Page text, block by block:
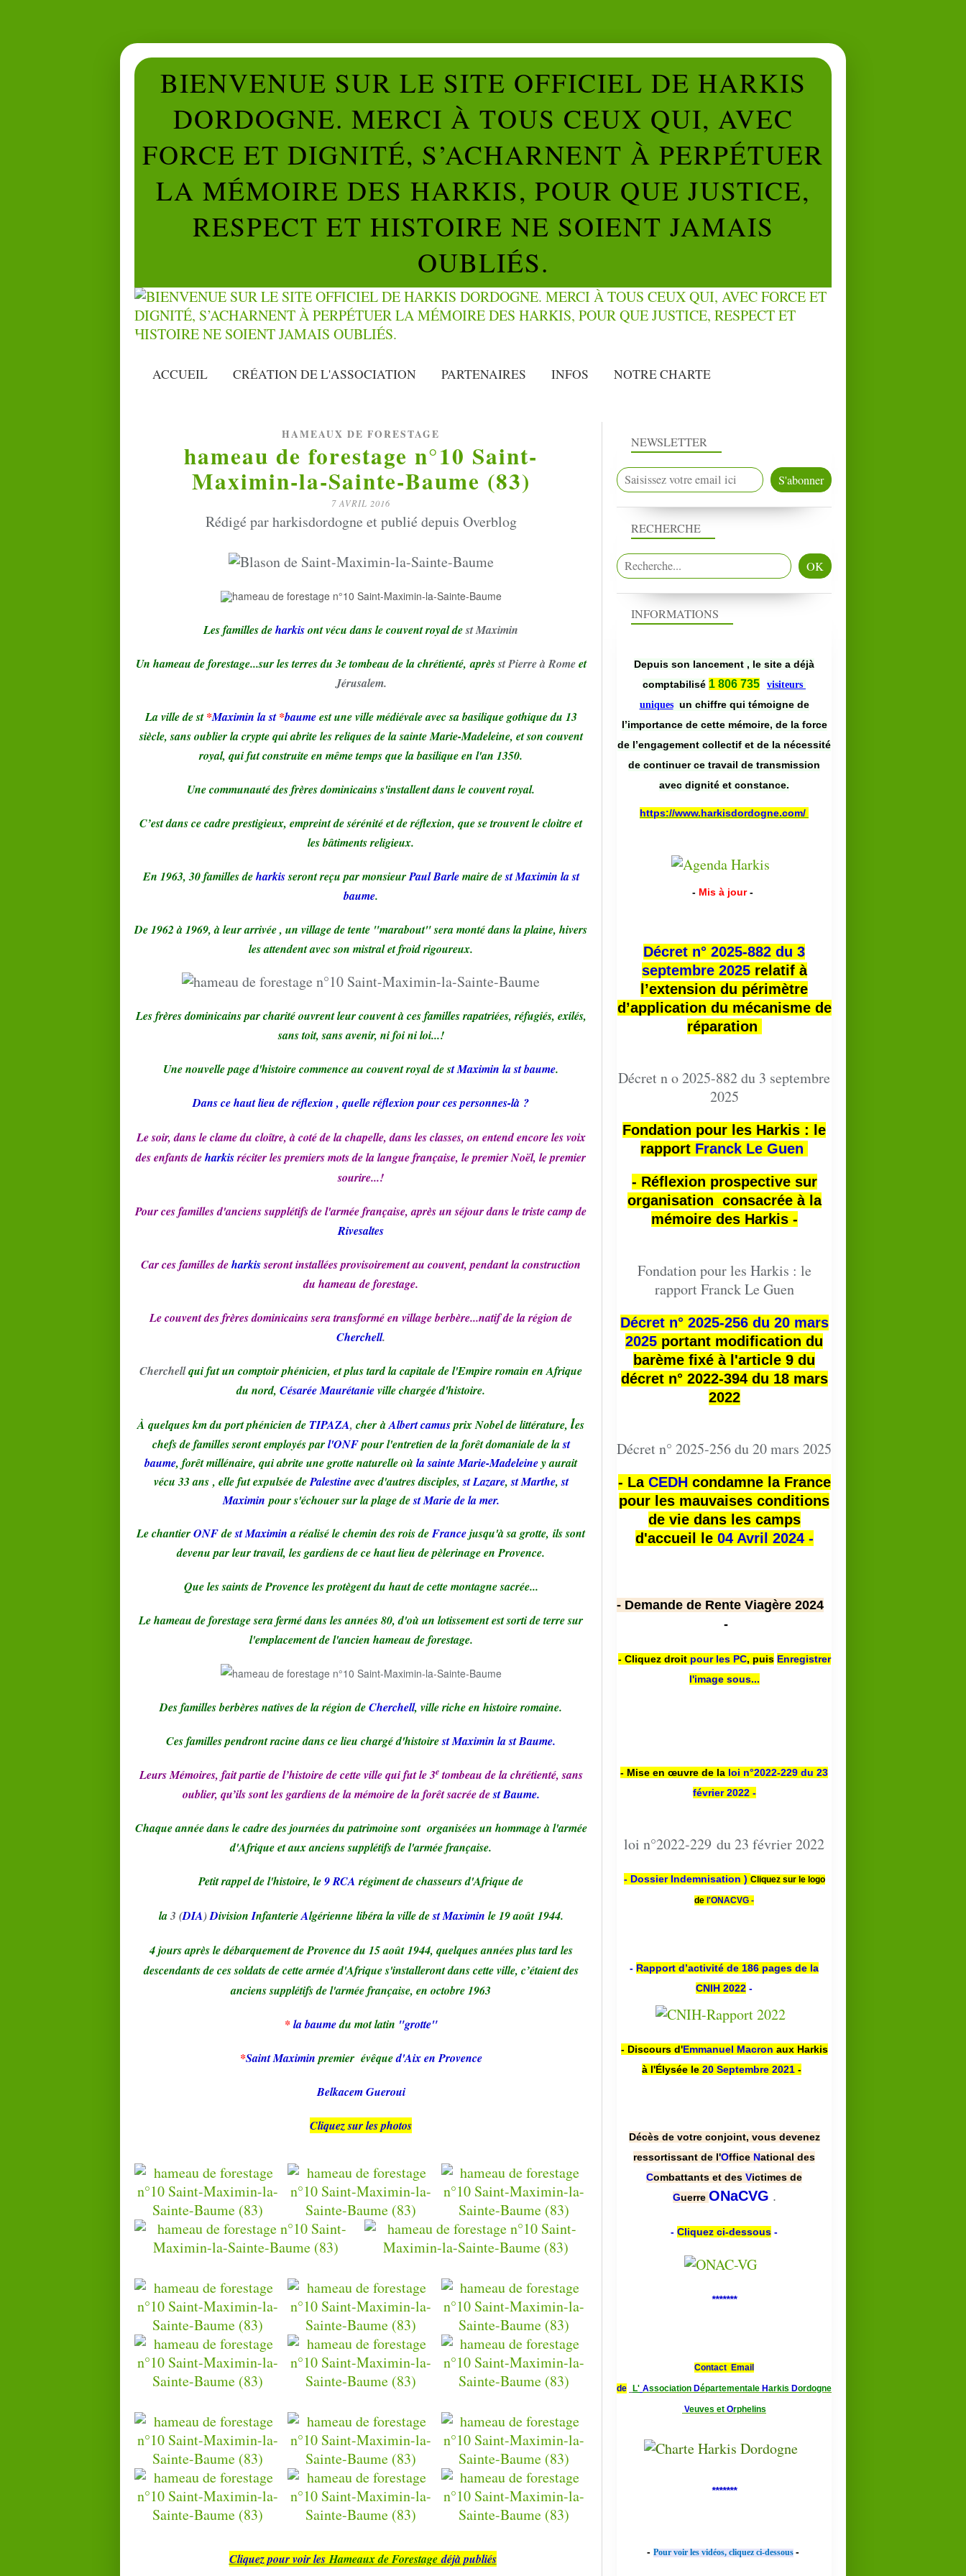
BIENVENUE SUR LE SITE OFFICIEL DE HARKIS
DORDOGNE. MERCI À TOUS CEUX QUI, AVEC
FORCE ET DIGNITÉ, S’ACHARNENT À PERPÉTUER
LA MÉMOIRE DES HARKIS, POUR QUE JUSTICE,
RESPECT ET HISTOIRE NE SOIENT JAMAIS
OUBLIÉS.
ACCUEIL CRÉATION DE L'ASSOCIATION PARTENAIRES INFOS NOTRE CHARTE
HAMEAUX DE FORESTAGE
hameau de forestage n°10 Saint-
Maximin-la-Sainte-Baume (83)
7 AVRIL 2016
Rédigé par harkisdordogne et publié depuis Overblog
Les familles deharkisont vécu dans le couvent royal dest Maximin
Un hameau de forestage...sur les terres du 3e tombeau de la chrétienté, aprèsst Pierre à Romeet
Jérusalem.
La ville de st *Maximin la st*baume est une ville médiévale avec sa basilique gothique du 13
siècle, sans oublier la crypte qui abrite les reliques de la sainte Marie-Madeleine, et son couvent
royal, qui fut construite en même temps que la basilique en l'an 1350.
Une communauté des frères dominicains s'installent dans le couvent royal.
C’est dans ce cadre prestigieux, empreint de sérénité et de réflexion, que se trouvent le cloitre et
les bâtiments religieux.
En 1963, 30 familles deharkisseront reçu par monsieurPaul Barlemaire dest Maximin la st
baume.
De 1962 à 1969, à leur arrivée , un village de tente "marabout" sera monté dans la plaine, hivers
les attendent avec son mistral et froid rigoureux.
Les frères dominicains par charité ouvrent leur couvent à ces familles rapatriées, réfugiés, exilés,
sans toit, sans avenir, ni foi ni loi...!
Une nouvelle page d'histoire commence au couvent royal de st Maximin la st baume.
Dans ce haut lieu de réflexion , quelle réflexion pour ces personnes-là ?
Le soir, dans le clame du cloître, à coté de la chapelle, dans les classes, on entend encore les voix
des enfants deharkisréciter les premiers mots de la langue française, le premier Noël, le premier
sourire...!
Pour ces familles d'anciens supplétifs de l'armée française, après un séjour dans le triste camp de
Rivesaltes
Car ces familles deharkisseront installées provisoirement au couvent, pendant la construction
du hameau de forestage.
Le couvent des frères dominicains sera transformé en village berbère...natif de la région de
Cherchell.
Cherchellqui fut un comptoir phénicien, et plus tard la capitale de l'Empire romain en Afrique
du nord, Césarée Maurétanieville chargée d'histoire.
À quelques km du port phénicien de TIPAZA, cher àAlbert camusprix Nobel de littérature, les
chefs de familles seront employés parl'ONFpourl'entretien de la forêt domaniale de last
baume, forêt millénaire, qui abrite une grotte naturelle où la sainte Marie-Madeleiney aurait
vécu 33 ans , elle fut expulsée dePalestineavec d'autres disciples,st Lazare, st Marthe, st
Maximin pour s'échouer sur la plage dest Marie de la mer.
Le chantierONFdest Maximin a réalisé le chemin des rois deFrancejusqu'à sa grotte, ils sont
devenu par leur travail, les gardiens de ce haut lieu de pèlerinage en Provence.
Que les saints de Provence les protègent du haut de cette montagne sacrée...
Le hameau de forestage sera fermé dans les années 80, d'où un lotissement est sorti de terre sur
l'emplacement de l'ancien hameau de forestage.
Des familles berbères natives de la région deCherchell, ville riche en histoire romaine.
Ces familles pendront racine dans ce lieu chargé d'histoirest Maximin la st Baume.
Leurs Mémoires, fait partie de l’histoire de cette ville qui fut le 3etombeau de la chrétienté, sans
oublier, qu’ils sont les gardiens de la mémoire de la forêt sacrée dest Baume.
Chaque année dans le cadre des journées du patrimoine sont organisées un hommage à l'armée
d'Afrique et aux anciens supplétifs de l'armée française.
Petit rappel de l'histoire, le9 RCA régiment de chasseurs d'Afrique de
la3 (DIA)DivisionInfanterieAlgérienne libéra la ville dest Maximin le 19août1944.
4 jours après le débarquement de Provence du 15août1944, quelques années plus tard les
descendants de ces soldats de cette armée d'Afrique s'installeront dans cette ville, c’étaient des
anciens supplétifs de l'armée française, en octobre 1963
*la baumedu mot latin "grotte"
*Saint Maximin premier évêqued'Aix en Provence
Belkacem Gueroui
Cliquez sur les photos
Cliquez pour voir lesHameaux de Forestagedéjà publiés
NEWSLETTER
RECHERCHE
INFORMATIONS
Depuis son lancement , le site a déjà
comptabilisé 1 806 735
visiteurs
uniques un chiffre qui témoigne de
l’importance de cette mémoire, de la force
de l’engagement collectif et de la nécessité
de continuer ce travail de transmission
avec dignité et constance.
https://www.harkisdordogne.com/
- Mis à jour -
Décret n° 2025-882 du 3
septembre 2025relatif à
l’extension du périmètre
d’application du mécanisme de
réparation
Décret n o 2025-882 du 3 septembre
2025
Fondation pour les Harkis : le
rapport Franck Le Guen
- Réflexion prospective sur
organisation consacrée à la
mémoire des Harkis -
Fondation pour les Harkis : le
rapport Franck Le Guen
Décret n° 2025-256 du 20 mars
2025 portant modification du
barème fixé à l'article 9 du
décret n° 2022-394 du 18 mars
2022
Décret n° 2025-256 du 20 mars 2025
- La CEDHcondamne la France
pour les mauvaises conditions
de vie dans les camps
d'accueil le 04 Avril 2024 -
- Demande de Rente Viagère 2024
-
- Cliquez droit pour les PC, puis Enregistrer
l'image sous...
- Mise en œuvre de la loi n°2022-229 du 23
février 2022 -
loi n°2022-229 du 23 février 2022
- Dossier Indemnisation ) Cliquez sur le logo
de l'ONACVG -
- Rapport d’activité de 186 pages de la
CNIH 2022 -
- Discours d'Emmanuel Macron aux Harkis
à l'Élysée le 20 Septembre 2021 -
Décès de votre conjoint, vous devenez
ressortissant de l'Office National des
Combattants et des Victimes de
Guerre ONaCVG .
- Cliquez ci-dessous -
*******
Contact Email
de L' Association Départementale Harkis Dordogne
Veuves et Orphelins
*******
- Pour voir les vidéos, cliquez ci-dessous -